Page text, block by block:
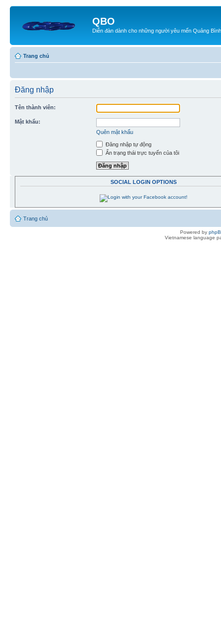
QBO
Diễn đàn dành cho những người yêu mến Quảng Bình
Trang chủ
Đăng nhập
Tên thành viên:
Mật khẩu:
Quên mật khẩu
Đăng nhập tự động
Ẩn trạng thái trực tuyến của tôi
SOCIAL LOGIN OPTIONS
Trang chủ
Powered by
Vietnamese language